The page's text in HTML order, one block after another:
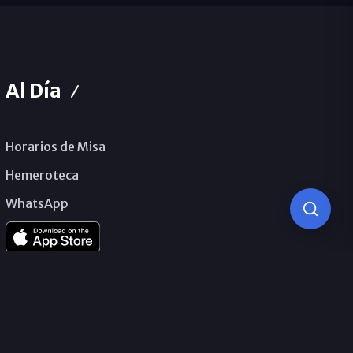
Al Día
Horarios de Misa
Hemeroteca
WhatsApp